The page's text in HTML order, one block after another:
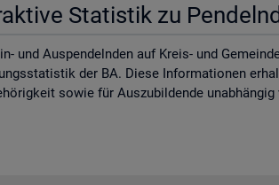
Sta­tis­tik zu
und Aus­pen­deln­den auf Kreis- und
der BA. Diese In­for­ma­tio­nen
sowie für Aus­zu­bil­den­de